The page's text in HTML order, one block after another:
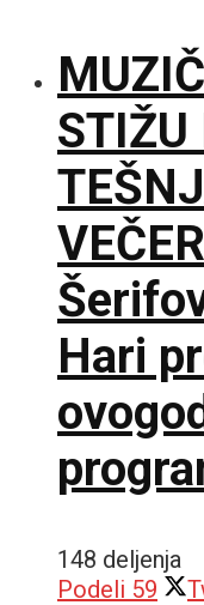
STIŽU
Hari
148 deljenja
Podeli 59